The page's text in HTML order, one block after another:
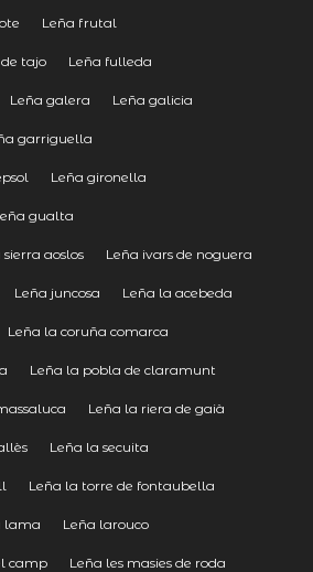
Leña frutal
tajo Leña fulleda
Leña galera Leña galicia
garriguella
Leña gironella
gualta
aoslos Leña ivars de noguera
Leña juncosa Leña la acebeda
Leña la coruña comarca
Leña la pobla de claramunt
Leña la riera de gaià
Leña la secuita
Leña la torre de fontaubella
lama Leña larouco
camp Leña les masies de roda